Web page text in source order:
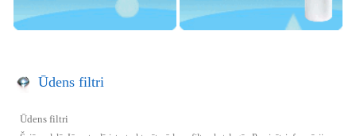
Ūdens filtri
Ūdens filtri